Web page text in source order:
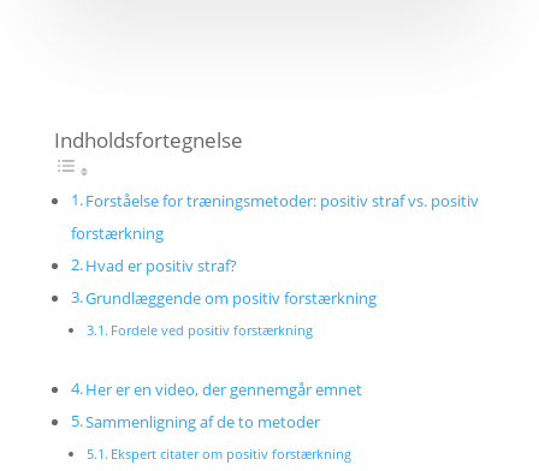
Indholdsfortegnelse
Forståelse for træningsmetoder: positiv straf vs. positiv
forstærkning
Hvad er positiv straf?
Grundlæggende om positiv forstærkning
Fordele ved positiv forstærkning
Her er en video, der gennemgår emnet
Sammenligning af de to metoder
Ekspert citater om positiv forstærkning